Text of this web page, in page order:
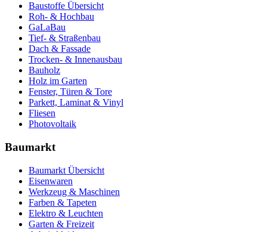
Baustoffe Übersicht
Roh- & Hochbau
GaLaBau
Tief- & Straßenbau
Dach & Fassade
Trocken- & Innenausbau
Bauholz
Holz im Garten
Fenster, Türen & Tore
Parkett, Laminat & Vinyl
Fliesen
Photovoltaik
Baumarkt
Baumarkt Übersicht
Eisenwaren
Werkzeug & Maschinen
Farben & Tapeten
Elektro & Leuchten
Garten & Freizeit